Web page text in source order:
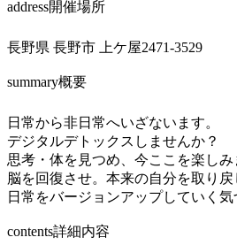
address開催場所
長野県 長野市 上ケ屋2471-3529
summary概要
日常から非日常へいざないます。
デジタルデトックスしませんか？
思考・体を見つめ、今ここを楽しみ
脳を回復させ。本来の自分を取り戻
日常をバージョンアップしていく気
contents詳細内容